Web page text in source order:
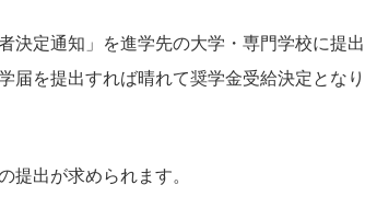
決定通知」を進学先の大学・専門学校に提出
届を提出すれば晴れて奨学金受給決定となり
提出が求められます。